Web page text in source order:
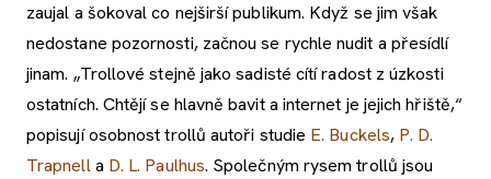
zaujal a šokoval co nejširší publikum. Když se jim však
nedostane pozornosti, začnou se rychle nudit a přesídlí
jinam. „Trollové stejně jako sadisté cítí radost z úzkosti
ostatních. Chtějí se hlavně bavit a internet je jejich hřiště,“
popisují osobnost trollů autoři studie E. Buckels, P. D.
Trapnella D. L. Paulhus. Společným rysem trollů jsou